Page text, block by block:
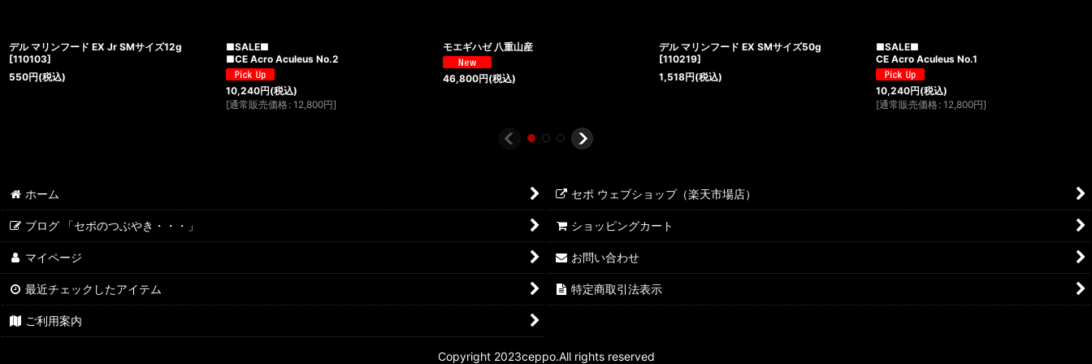
デル マリンフード EX Jr SMサイズ12g
[110103]
550円(税込)
■SALE■
■CE Acro Aculeus No.2
10,240円(税込)
[通常販売価格 : 12,800円]
モエギハゼ 八重山産
46,800円(税込)
デル マリンフード EX SMサイズ50g
[110219]
1,518円(税込)
■SALE■
CE Acro Aculeus No.1
10,240円(税込)
[通常販売価格 : 12,800円]
ホーム セポ ウェブショップ（楽天市場店）
ブログ 「セポのつぶやき・・・」 ショッピングカート
マイページ お問い合わせ
最近チェックしたアイテム 特定商取引法表示
ご利用案内
Copyright 2023ceppo.All rights reserved